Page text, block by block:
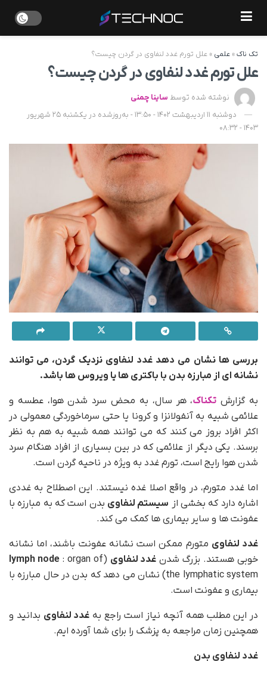
تک ناک» علمی » علل تورم غدد لنفاوی در گردن چیست؟
علل تورم غدد لنفاوی در گردن چیست؟
نوشته شده توسط ساینا چمنی
دوشنبه 11 اردیبهشت 1402 - 13:50 - به‌روزشده در یکشنبه 25 شهریور
1403 - 08:32
بررسی ها نشان می دهد غدد لنفاوی نزدیک گردن، می توانند
نشانه ای از مبارزه بدن با باکتری ها یا ویروس ها باشد.
به گزارش تکناک، هر سال، به محض سرد شدن هوا، عطسه و
علائمی شبیه به آنفولانزا و کرونا یا حتی سرماخوردگی معمولی در
اکثر افراد بروز می کنند که می توانند همه شبیه به هم به نظر
برسند. یکی دیگر از علائمی که در بین بسیاری از افراد هنگام سرد
شدن هوا رایج است، تورم غدد به ویژه در ناحیه گردن است.
اما غدد متورم، در واقع اصلا غده نیستند. این اصطلاح به غددی
اشاره دارد که بخشی از سیستم لنفاوی بدن است که به مبارزه با
عفونت ها و سایر بیماری ها کمک می کند.
غدد لنفاوی متورم ممکن است نشانه عفونت باشند، اما نشانه
خوبی هستند. بزرگ شدن غدد لنفاوی (
lymph node: organ of
the lymphatic system) نشان می دهد که بدن در حال مبارزه با
بیماری و عفونت است.
در این مطلب همه آنچه نیاز است راجع به غدد لنفاوی بدانید و
همچنین زمان مراجعه به پزشک را برای شما آورده ایم.
غدد لنفاوی بدن